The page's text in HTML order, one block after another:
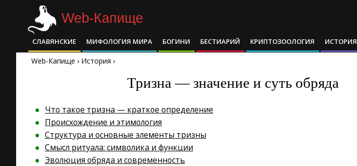
content
Web-Капище
Primary
Navigation
СЛАВЯНСКИЕ МИФОЛОГИЯ МИРА БОГИНИ БЕСТИАРИЙ КРИПТОЗООЛОГИЯ ИСТОРИЯ
Web-Капище › История ›
Тризна — значение и суть обряда
Что такое тризна — краткое определение
Происхождение и этимология
Структура и основные элементы тризны
Смысл ритуала: символика и функции
Эволюция обряда и современность